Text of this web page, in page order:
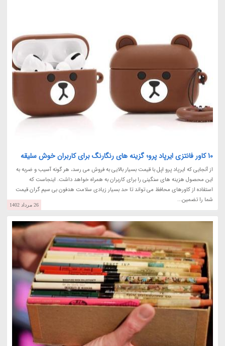
10 کاور فانتزی ایرپاد پرو؛ گزینه های رنگارنگ برای کاربران خوش سلیقه
از آنجایی که ایرپاد پرو اپل با قیمت بسیار بالایی به فروش می رسد، هر گونه آسیب و ضربه به
این محصول هزینه های سنگینی را برای کاربران به همراه خواهد داشت. اینجاست که
استفاده از کاورهای محافظ می تواند تا حد بسیار زیادی سلامت هدفون بی سیم گران قیمت
شما را تضمین...
26 مرداد 1402